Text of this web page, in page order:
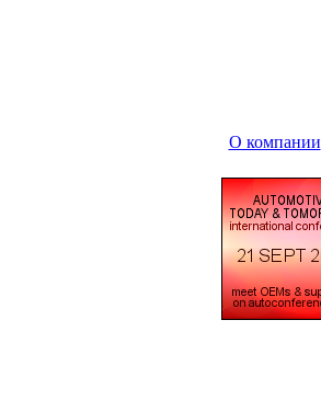
О компании